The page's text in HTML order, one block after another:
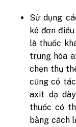
Sử dụng
kê đơn
là thuốc
trung hòa
chẹn thụ
cũng có
axit dạ
thuốc có
bằng cách